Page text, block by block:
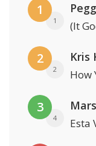
1
1 (It
2
2 How
3
4 Esta